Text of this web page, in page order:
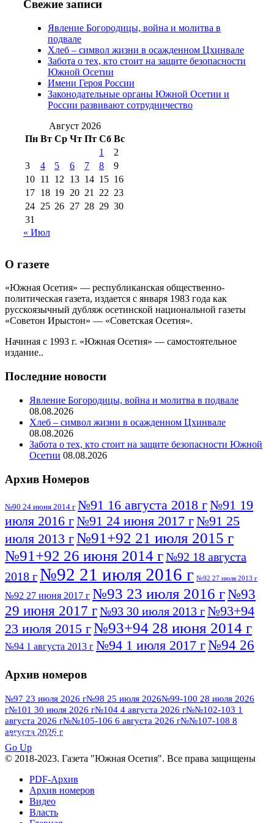
2012 г
(15)
№97 30 июля 2015 г
(15)№98 1 августа 2015 г
августа 2016 г(10)№98 5 июля 2014 г(10)
№98 8 августа 2013 г
августа 2012 г(14) №98+99 11 июля
2017 г(9)
№99 4 августа
2016 г(12) №99 8 июля 2014 г
августа 2012 г(11)
августа 2013 г
(12)
Свежие записи
Явление Богородицы, война и молитва в
подвале
Хлеб – символ жизни в осажденном Цхинвале
Забота о тех, кто стоит на защите безопасности
Южной Осетии
Имени Героя России
Законодательные органы Южной Осетии и
России развивают сотрудничество
Август 2026
Пн Вт Ср Чт Пт Сб Вс
1
2
3
4 5 6 7 8
9
10 11 12 13 14 15 16
17 18 19 20 21 22 23
24 25 26 27 28 29 30
31
« Июл
О газете
«Южная Осетия» — республиканская общественно-
политическая газета, издается с января 1983 года как
русскоязычный дубляж осетинской национальной газеты
«Советон Ирыстон» — «Советская Осетия».
Начиная с 1993 г. «Южная Осетия» — самостоятельное
издание..
Последние новости
Явление Богородицы, война и молитва в подвале
08.08.2026
Хлеб – символ жизни в осажденном Цхинвале
08.08.2026
Забота о тех, кто стоит на защите безопасности Южной
Осетии 08.08.2026
Архив Номеров
№90 24 июня 2014 г №91 16 августа 2018 г№91 19
июля 2016 г№91 24 июня 2017 г№91 25
июля 2013 г№91+92 21 июля 2015 г
№91+92 26 июня 2014 г№92 18 августа
2018 г№92 21 июля 2016 г №92 27 июля 2013 г
№92 27 июня 2017 г №93 23 июля 2016 г№93
29 июня 2017 г№93 30 июля 2013 г№93+94
23 июля 2015 г№93+94 28 июня 2014 г
№94 1 августа 2013 г №94 1 июля 2017 г№94 26
№95 7 августа 2012 г
№95 28 июля 2016 г №95+96 3 августа
2013 г№96 6 июля 2017 г№96 9 августа
2012 г №96 28 июля 2015 г
№96+97 30 июля 2016 г
№97 11 августа 2012 г
№97 30 июля 2015 г
№98 2 августа 2016 г
Архив номеров
№97 23 июля 2026 г№98 25 июля 2026№99-100 28 июля 2026
г№101 30 июля 2026 г№104 4 августа 2026 г№№102-103 1
августа 2026 г№№105-106 6 августа 2026 г№№107-108 8
августа 2026 г
ПОСМОТРЕТЬ ВСЕ
Go Up
© 2018-2023. Газета "Южная Осетия". Все права защищены
PDF-Архив
Архив номеров
Видео
Власть